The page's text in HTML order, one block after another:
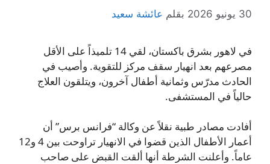
30 يونيو 2026 بقلم عائشة سعيد
في لاهور بشرق باكستان، لقي 14 تلميذاً على الأقل
مصرعهم بعد انهيار سقف مركز للتقوية. وأصيب في
الحادث مدرّس وثمانية أطفال آخرون، ويتلقون العلاج
حالياً في المستشفى.
أفادت مصادر طبية نقلاً عن وكالة “فرانس برس” أن
أعمار الأطفال الذين قضوا في الانهيار تراوحت بين 4 و12
عاماً. وأعلنت الشرطة أنها ألقت القبض على صاحب